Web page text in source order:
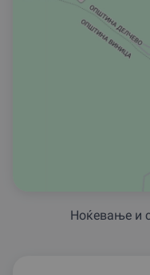
Ноќевање и